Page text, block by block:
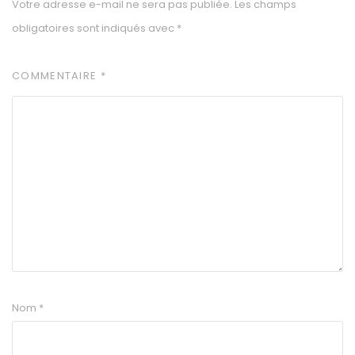
Votre adresse e-mail ne sera pas publiée. Les champs
obligatoires sont indiqués avec *
COMMENTAIRE *
Nom *